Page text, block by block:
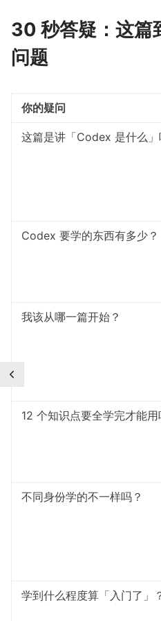
30 秒答疑：这篇
问题
你的疑问
这篇是讲「Codex 是什么」
Codex 要学的东西有多少？
我该从哪一篇开始？
12 个知识点要全学完才能用
不同身份学的不一样吗？
学到什么程度算「入门了」